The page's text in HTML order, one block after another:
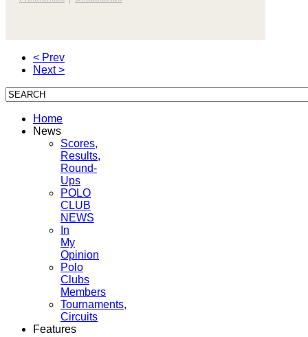
< Prev
Next >
Home
News
Scores,
Results,
Round-
Ups
POLO
CLUB
NEWS
In
My
Opinion
Polo
Clubs
Members
Tournaments,
Circuits
Features